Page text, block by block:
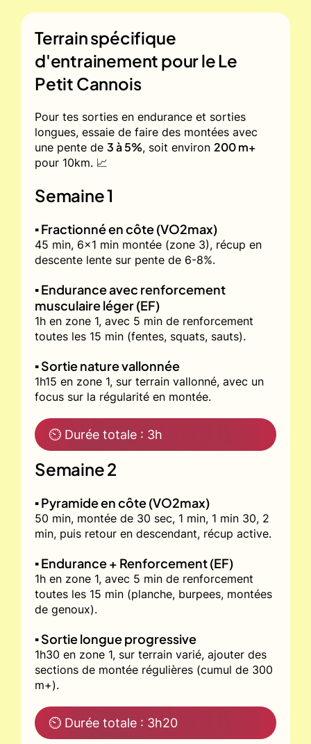
Terrain spécifique
d'entrainement pour leLe
Petit Cannois
Pour tes sorties en endurance et sorties
longues, essaie de faire des montées avec
une pente de 3 à 5%, soit environ 200 m+
pour 10km. 📈
Semaine 1
▪️ Fractionné en côte (VO2max)
45 min, 6x1 min montée (zone 3), récup en
descente lente sur pente de 6-8%.
▪️ Endurance avec renforcement
musculaire léger (EF)
1h en zone 1, avec 5 min de renforcement
toutes les 15 min (fentes, squats, sauts).
▪️ Sortie nature vallonnée
1h15 en zone 1, sur terrain vallonné, avec un
focus sur la régularité en montée.
⏲ Durée totale : 3h
Semaine 2
▪️ Pyramide en côte (VO2max)
50 min, montée de 30 sec, 1 min, 1 min 30, 2
min, puis retour en descendant, récup active.
▪️ Endurance + Renforcement (EF)
1h en zone 1, avec 5 min de renforcement
toutes les 15 min (planche, burpees, montées
de genoux).
▪️ Sortie longue progressive
1h30 en zone 1, sur terrain varié, ajouter des
sections de montée régulières (cumul de 300
m+).
⏲ Durée totale : 3h20